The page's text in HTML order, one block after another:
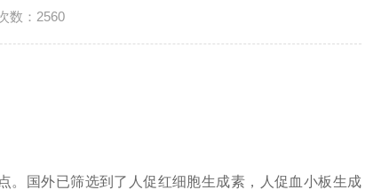
数：2560
。国外已筛选到了人促红细胞生成素，人促血小板生成